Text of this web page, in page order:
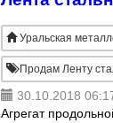
Уральская
Продам Ленту
30.10.2018
Агрегат